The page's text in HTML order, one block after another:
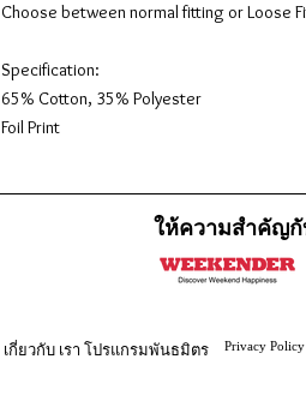
Choose between normal fitting or Loose
Specification:
65% Cotton, 35% Polyester
Foil Print
ให้ความสำคัญกั
โปรแกรมพันธมิตร
เกี่ยวกับ เรา Privacy Policy